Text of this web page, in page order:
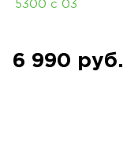
6 990 руб.